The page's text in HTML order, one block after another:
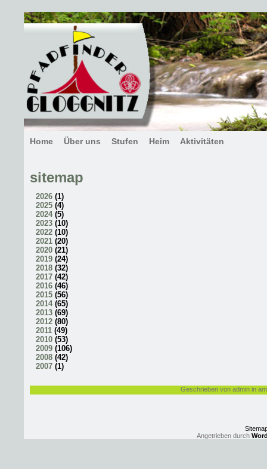
Home Über uns Stufen Heim Aktivitäten
sitemap
2026 (1)
2025 (4)
2024 (5)
2023 (10)
2022 (10)
2021 (20)
2020 (21)
2019 (24)
2018 (32)
2017 (42)
2016 (46)
2015 (56)
2014 (65)
2013 (69)
2012 (80)
2011 (49)
2010 (53)
2009 (106)
2008 (42)
2007 (1)
Geschrieben von admin in
Angetrieben durch